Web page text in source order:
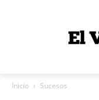
Inicio Sucesos